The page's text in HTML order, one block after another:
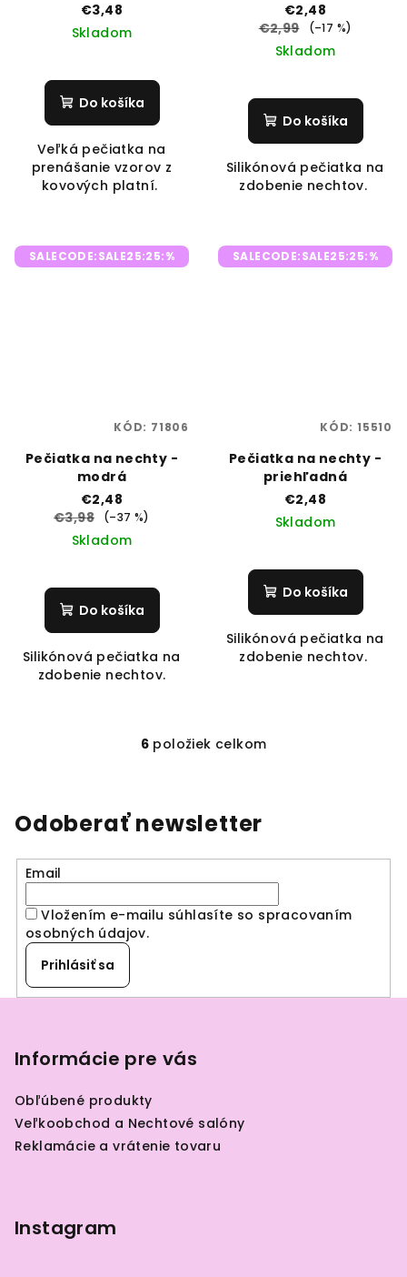
€3,48
Skladom
Do košíka
Veľká pečiatka na
prenášanie vzorov z
kovových platní.
€2,48
€2,99
(–17 %)
Skladom
Do košíka
Silikónová pečiatka na
zdobenie nechtov.
SALECODE:SALE25:25:%
Pečiatka na nechty -
modrá
€2,48
€3,98
(–37 %)
Skladom
Do košíka
Silikónová pečiatka na
zdobenie nechtov.
KÓD: 71806
SALECODE:SALE25:25:%
Pečiatka na nechty -
priehľadná
€2,48
Skladom
Do košíka
Silikónová pečiatka na
zdobenie nechtov.
KÓD: 15510
O
á
d
a
c
i
e
k
s
u
6 položiek celkom
Odoberať newsletter
Email
Vložením e-mailu súhlasíte so spracovaním
osobných údajov.
Prihlásiť sa
Informácie pre vás
Obľúbené produkty
Veľkoobchod a Nechtové salóny
Reklamácie a vrátenie tovaru
Instagram